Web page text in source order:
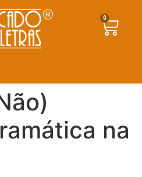
0
na